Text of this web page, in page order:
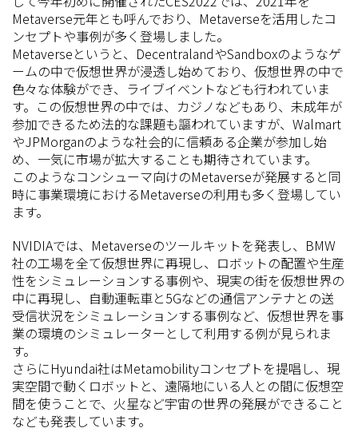
Metaverse元年とも呼んでおり、Metaverseを活用したコ
ンセプトや事例が多く登場しました。
Metaverseというと、DecentralandやSandboxのようなゲ
ームの中で仮想世界が浸透し始めており、仮想世界の中で
色々な体験ができ、ライブイベントなども行われていま
す。この仮想世界の中では、カジノなどもあり、未成年が
参加できるため法的な課題も謳われていますが、Walmart
やJPMorganのような社会的に信頼ある企業が参加し始
め、一気に市場が拡大することも期待されています。
このようなコンシューマ向けのMetaverseが発展すると同
時に事業環境におけるMetaverseの利用も多く登場してい
ます。
NVIDIAでは、Metaverseのツールキットを発表し、BMW
社の工場を全て仮想世界に再現し、ロボットの配置や生産
性をシミュレーションする事例や、現実の街を仮想世界の
中に再現し、自動運転車と5Gなどの通信アンテナとの送
受信状況をシミュレーションする事例など、仮想世界を事
業の環境のシミュレーターとして利用する例が見られま
す。
さらにHyundai社はMetamobilityコンセプトを提唱し、現
実空間で動くロボットと、遠隔地にいる人との間に仮想空
間を使うことで、火星など宇宙の世界の発展ができること
なども発表しています。